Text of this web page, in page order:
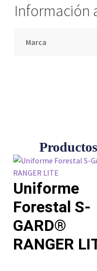
Información
Marca
Uniforme
Forestal S-
GARD®
RANGER